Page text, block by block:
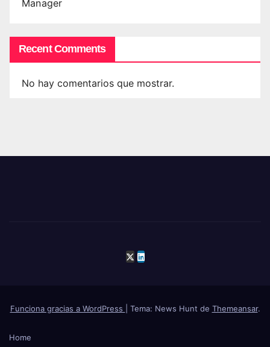
Manager
Recent Comments
No hay comentarios que mostrar.
Funciona gracias a WordPress Tema: News Hunt de Themeansar.
Home